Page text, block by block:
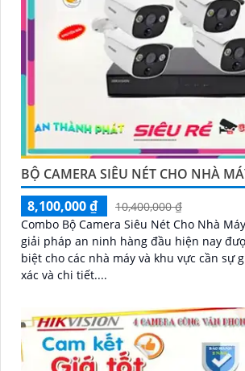
BỘ CAMERA SIÊU NÉT CHO NHÀ
8,100,000 ₫
10,400,000 ₫
Combo Bộ Camera Siêu Nét Cho Nhà
giải pháp an ninh hàng đầu hiện nay
biệt cho các nhà máy và khu vực cần sự
xác và chi tiết....